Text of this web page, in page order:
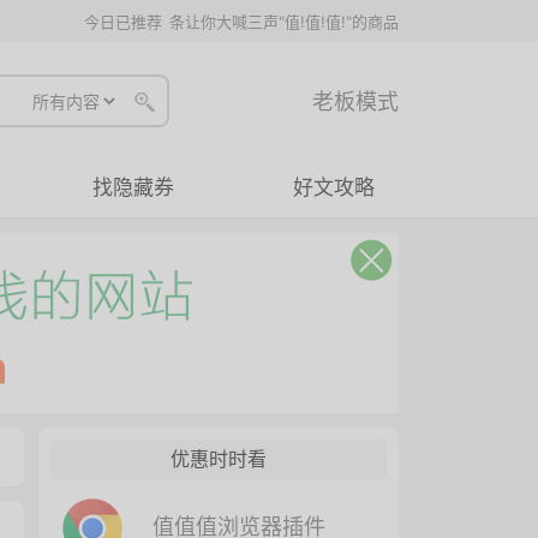
今日已推荐 条让你大喊三声"值!值!值!"的商品
老板模式
找隐藏券 好文攻略
优惠时时看
值值值浏览器插件